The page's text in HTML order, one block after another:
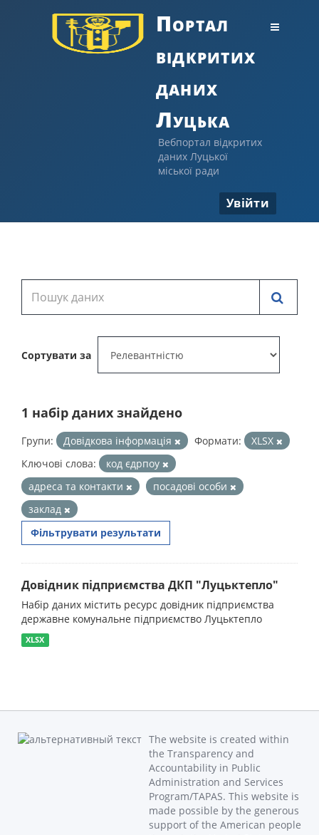
Портал
відкритих
даних
Луцька
Вебпортал відкритих
даних Луцької
міської ради
Увійти
Сортувати за
1 набір даних знайдено
Групи: Довідкова інформація Формати:
XLSX
Ключові слова:
код єдрпоу
адреса та контакти
посадові особи
заклад
Фільтрувати результати
Довідник підприємства ДКП "Луцьктепло"
Набір даних містить ресурс довідник підприємства
державне комунальне підприємство Луцьктепло
XLSX
The website is created within
the Transparency and
Accountability in Public
Administration and Services
Program/TAPAS. This website is
made possible by the generous
support of the American people